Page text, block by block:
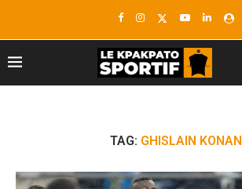
TAG: GHISLAIN KONAN